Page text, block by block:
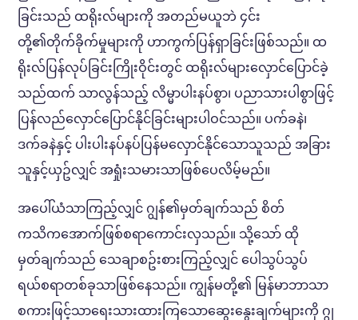
ခြင်းသည် ထရိုးလ်များကို အတည်မယူဘဲ ၄င်း
တို့၏တိုက်ခိုက်မှုများကို ဟာကွက်ပြန်ရှာခြင်းဖြစ်သည်။ ထ
ရိုးလ်ပြန်လုပ်ခြင်းကြိုးဝိုင်းတွင် ထရိုးလ်များလှောင်ပြောင်ခဲ့
သည်ထက် သာလွန်သည့် လိမ္မာပါးနပ်စွာ၊ ပညာသားပါစွာဖြင့်
ပြန်လည်လှောင်ပြောင်နိုင်ခြင်းများပါဝင်သည်။ ပက်ခနဲ၊
ဒက်ခနဲနှင့် ပါးပါးနပ်နပ်ပြန်မလှောင်နိုင်သောသူသည် အခြား
သူနှင့်ယှဥ်လျှင် အရှုံးသမားသာဖြစ်ပေလိမ့်မည်။
အပေါ်ယံသာကြည့်လျှင် ဂျွန်၏မှတ်ချက်သည် စိတ်
ကသိကအောက်ဖြစ်စရာကောင်းလှသည်။ သို့သော် ထို
မှတ်ချက်သည် သေချာစဥ်းစားကြည့်လျှင် ပေါသွပ်သွပ်
ရယ်စရာတစ်ခုသာဖြစ်နေသည်။ ကျွန်မတို့၏ မြန်မာဘာသာ
စကားဖြင့်သာရေးသားထားကြသောဆွေးနွေးချက်များကို ဂျွ